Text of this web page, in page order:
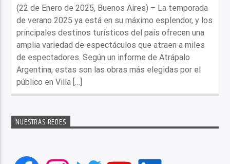
(22 de Enero de 2025, Buenos Aires) – La temporada
de verano 2025 ya está en su máximo esplendor, y los
principales destinos turísticos del país ofrecen una
amplia variedad de espectáculos que atraen a miles
de espectadores. Según un informe de Atrápalo
Argentina, estas son las obras más elegidas por el
público en Villa […]
NUESTRAS REDES